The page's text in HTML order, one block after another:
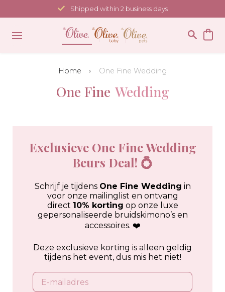
to
content
Shipped within 2 business days
Home One Fine Wedding
One Fine Wedding
Exclusieve One Fine Wedding
Beurs Deal! 💍
Schrijf je tijdens One Fine Wedding in
voor onze mailinglist en ontvang
direct 10% korting op onze luxe
gepersonaliseerde bruidskimono’s en
accessoires. ❤️
Deze exclusieve korting is alleen geldig
tijdens het event, dus mis het niet!
Email